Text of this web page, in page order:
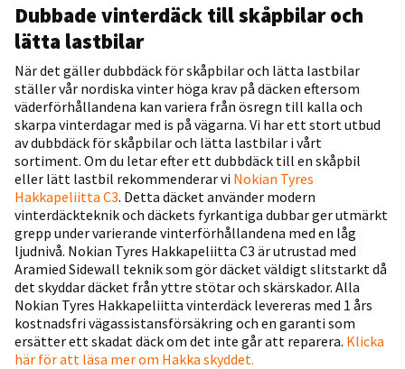
Dubbade vinterdäck till skåpbilar och
lätta lastbilar
När det gäller dubbdäck för skåpbilar och lätta lastbilar
ställer vår nordiska vinter höga krav på däcken eftersom
väderförhållandena kan variera från ösregn till kalla och
skarpa vinterdagar med is på vägarna. Vi har ett stort utbud
av dubbdäck för skåpbilar och lätta lastbilar i vårt
sortiment. Om du letar efter ett dubbdäck till en skåpbil
eller lätt lastbil rekommenderar vi Nokian Tyres
Hakkapeliitta C3. Detta däcket använder modern
vinterdäckteknik och däckets fyrkantiga dubbar ger utmärkt
grepp under varierande vinterförhållandena med en låg
ljudnivå. Nokian Tyres Hakkapeliitta C3 är utrustad med
Aramied Sidewall teknik som gör däcket väldigt slitstarkt då
det skyddar däcket från yttre stötar och skärskador. Alla
Nokian Tyres Hakkapeliitta vinterdäck levereras med 1 års
kostnadsfri vägassistansförsäkring och en garanti som
ersätter ett skadat däck om det inte går att reparera. Klicka
här för att läsa mer om Hakka skyddet.